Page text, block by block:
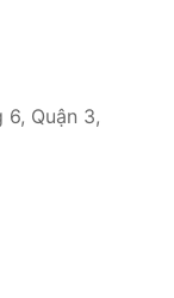
6, Quận 3,